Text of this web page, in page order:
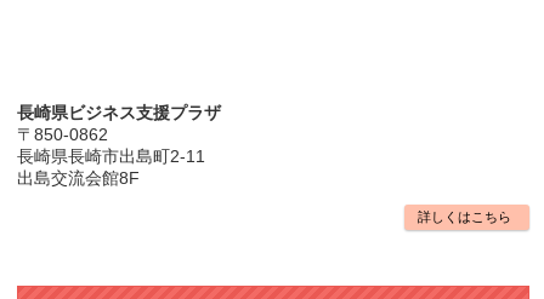
長崎県ビジネス支援プラザ
〒850-0862
長崎県長崎市出島町2-11
出島交流会館8F
詳しくはこちら